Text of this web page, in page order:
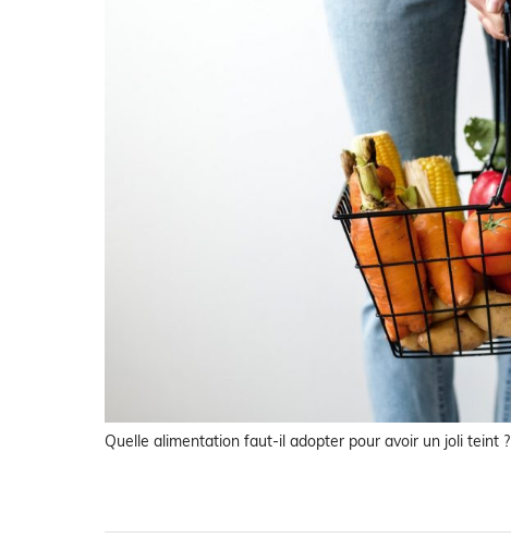
Quelle alimentation faut-il adopter pour avoir un joli teint ?